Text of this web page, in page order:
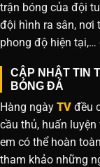
trận bóng của đội
đội hình ra sân, nơi
phong độ hiện
CẬP NHẬT TIN
BÓNG ĐÁ
Hàng ngày TV đều
cầu thủ, huấn
em có thể hoàn
tham khảo những